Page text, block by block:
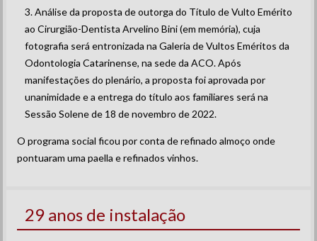
Análise da proposta de outorga do Título de Vulto Emérito
ao Cirurgião-Dentista Arvelino Bini (em memória), cuja
fotografia será entronizada na Galeria de Vultos Eméritos da
Odontologia Catarinense, na sede da ACO. Após
manifestações do plenário, a proposta foi aprovada por
unanimidade e a entrega do título aos familiares será na
Sessão Solene de 18 de novembro de 2022.
O programa social ficou por conta de refinado almoço onde
pontuaram uma paella e refinados vinhos.
29 anos de instalação